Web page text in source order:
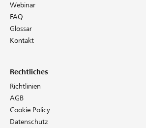
Webinar
FAQ
Glossar
Kontakt
Rechtliches
Richtlinien
AGB
Cookie Policy
Datenschutz